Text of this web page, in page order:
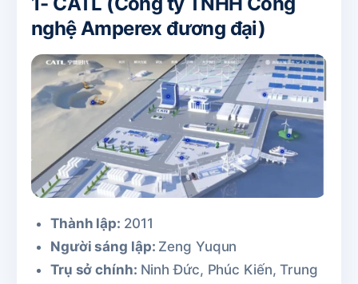
nghệ Amperex đương đại)
Thành lập: 2011
Người sáng lập: Zeng Yuqun
Trụ sở chính: Ninh Đức, Phúc Kiến, Trung